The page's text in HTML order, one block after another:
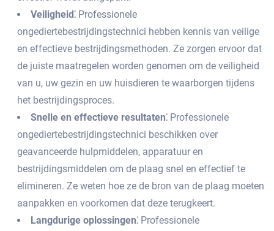
Veiligheid⁚ Professionele
ongediertebestrijdingstechnici hebben kennis van veilige
en effectieve bestrijdingsmethoden. Ze zorgen ervoor dat
de juiste maatregelen worden genomen om de veiligheid
van u, uw gezin en uw huisdieren te waarborgen tijdens
het bestrijdingsproces.​
Snelle en effectieve resultaten⁚ Professionele
ongediertebestrijdingstechnici beschikken over
geavanceerde hulpmiddelen, apparatuur en
bestrijdingsmiddelen om de plaag snel en effectief te
elimineren. Ze weten hoe ze de bron van de plaag moeten
aanpakken en voorkomen dat deze terugkeert.​
Langdurige oplossingen⁚ Professionele